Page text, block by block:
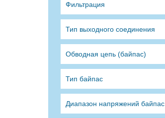
Фильтрация
Тип выходного соединения
Обводная цепь (байпас)
Тип байпас
Диапазон напряжений байпас